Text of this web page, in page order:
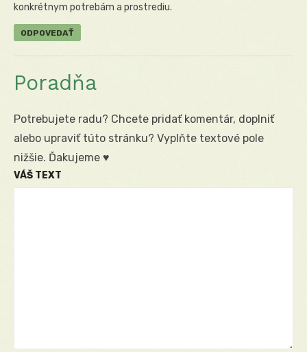
konkrétnym potrebám a prostrediu.
ODPOVEDAŤ
Poradňa
Potrebujete radu? Chcete pridať komentár, doplniť
alebo upraviť túto stránku? Vyplňte textové pole
nižšie. Ďakujeme ♥
VÁŠ TEXT